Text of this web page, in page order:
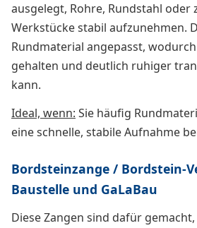
ausgelegt, Rohre, Rundstahl oder
Werkstücke stabil aufzunehmen.
Rundmaterial angepasst,
gehalten und deutlich ruhiger
kann.
Ideal, wenn: Sie häufig
eine schnelle, stabile Aufnahme
Bordsteinzange / Bordstein-
Baustelle und GaLaBau
Diese Zangen sind dafür